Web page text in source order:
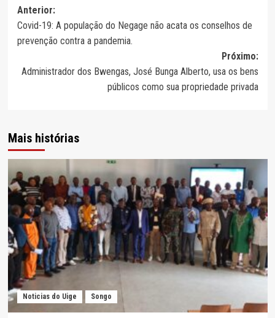
Navegação
de
artigos
Anterior:
Covid-19: A população do Negage não acata os conselhos de
prevenção contra a pandemia.
Próximo:
Administrador dos Bwengas, José Bunga Alberto, usa os bens
públicos como sua propriedade privada
Mais histórias
Noticias do Uige Songo